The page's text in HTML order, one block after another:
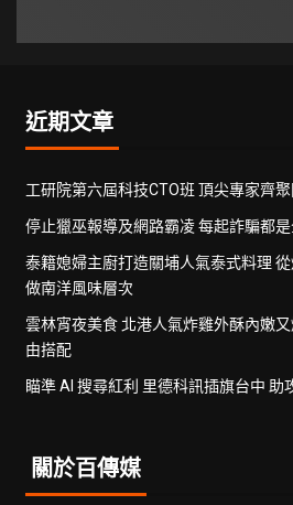
近期文章
工研院第六屆科技CTO班 頂尖專家齊
停止獵巫報導及網路霸凌 每起詐騙都
泰籍媳婦主廚打造關埔人氣泰式料理
做南洋風味層次
雲林宵夜美食 北港人氣炸雞外酥內嫩
由搭配
瞄準 AI 搜尋紅利 里德科訊插旗台中 助
關於百傳媒